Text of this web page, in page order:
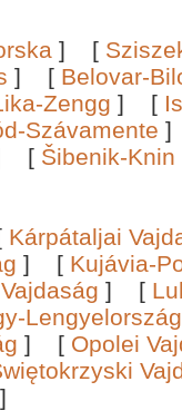
] [
] [ Belovar-
Zengg ] [
Szávamente
[ Šibenik-Knin
Kárpátaljai
] [ Kujávia-
] [
] [ Opolei
]